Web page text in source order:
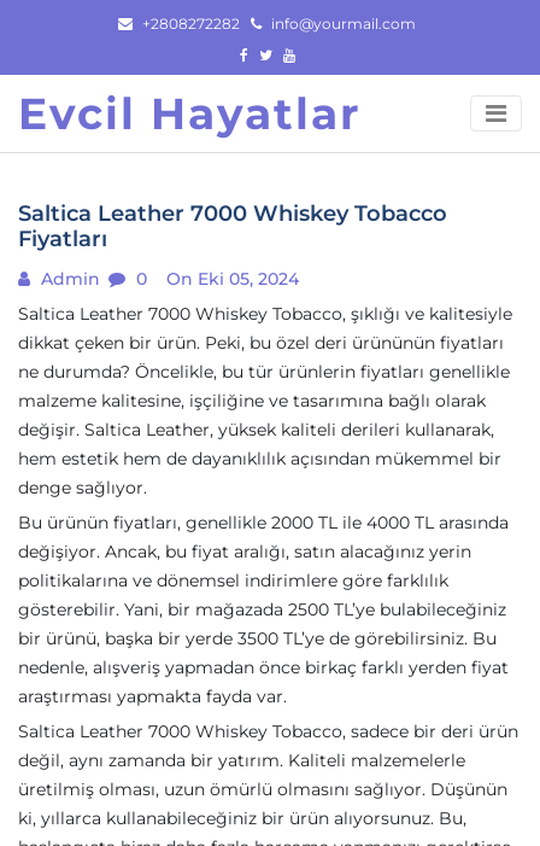
content
+2808272282 info@yourmail.com
Evcil Hayatlar
Saltica Leather 7000 Whiskey Tobacco
Fiyatları
Admin 0
On Eki 05, 2024
Saltica Leather 7000 Whiskey Tobacco, şıklığı ve kalitesiyle
dikkat çeken bir ürün. Peki, bu özel deri ürününün fiyatları
ne durumda? Öncelikle, bu tür ürünlerin fiyatları genellikle
malzeme kalitesine, işçiliğine ve tasarımına bağlı olarak
değişir. Saltica Leather, yüksek kaliteli derileri kullanarak,
hem estetik hem de dayanıklılık açısından mükemmel bir
denge sağlıyor.
Bu ürünün fiyatları, genellikle 2000 TL ile 4000 TL arasında
değişiyor. Ancak, bu fiyat aralığı, satın alacağınız yerin
politikalarına ve dönemsel indirimlere göre farklılık
gösterebilir. Yani, bir mağazada 2500 TL’ye bulabileceğiniz
bir ürünü, başka bir yerde 3500 TL’ye de görebilirsiniz. Bu
nedenle, alışveriş yapmadan önce birkaç farklı yerden fiyat
araştırması yapmakta fayda var.
Saltica Leather 7000 Whiskey Tobacco, sadece bir deri ürün
değil, aynı zamanda bir yatırım. Kaliteli malzemelerle
üretilmiş olması, uzun ömürlü olmasını sağlıyor. Düşünün
ki, yıllarca kullanabileceğiniz bir ürün alıyorsunuz. Bu,